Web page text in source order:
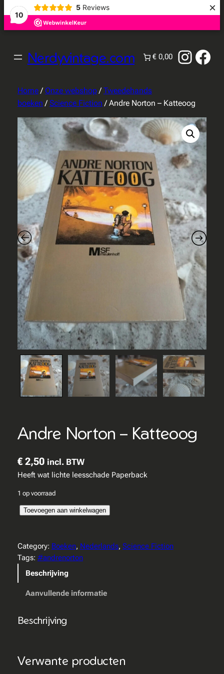
10
5 Reviews ×
Nerdyvintage.com € 0,00
Home/ Onze webshop/ Tweedehands
boeken / Science Fiction / Andre Norton – Katteoog
Andre Norton – Katteoog
€2,50 incl. BTW
Heeft wat lichte leesschade Paperback
1 op voorraad
r
e
n
a
Toevoegen aan winkelwagen
Category: Boeken, Nederlands, Science Fiction
Tags: #andrenorton
Beschrijving
Aanvullende informatie
Beschrijving
Verwante producten